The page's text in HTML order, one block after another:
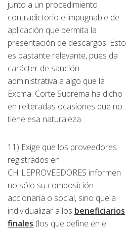
junto a un procedimiento
contradictorio e impugnable de
aplicación que permita la
presentación de descargos. Esto
es bastante relevante, pues da
carácter de sanción
administrativa a algo que la
Excma. Corte Suprema ha dicho
en reiteradas ocasiones que no
tiene esa naturaleza.
11) Exige que los proveedores
registrados en
CHILEPROVEEDORES informen
no sólo su composición
accionaria o social, sino que a
individualizar a los beneficiarios
finales (los que define en el